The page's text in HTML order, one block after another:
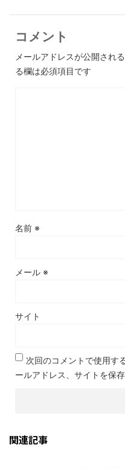
コメント
メールアドレスが公開され
る欄は必須項目です
名前 ※
メール ※
サイト
次回のコメントで使用す
ールアドレス、サイトを保存
関連記事